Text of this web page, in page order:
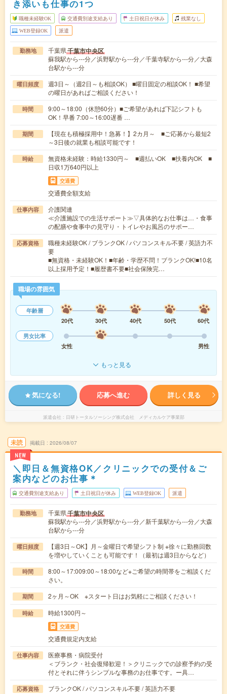
き添いも仕事の1つ
職種未経験OK 交通費別途支給あり 土日祝日が休み 残業なし
WEB登録OK 派遣
勤務地 千葉県千葉市中央区
蘇我駅から---分／浜野駅から---分／千葉寺駅から---分／大森
台駅から---分
曜日頻度
週3日～（週2日～も相談OK） ■曜日固定の相談OK！ ■希望
の曜日があればご相談ください！
時間
9:00～18:00（休憩60分）■ご希望があれば下記シフトも
OK！早番 7:00～16:00遅番 …
期間
【現在も積極採用中！急募！】2カ月～ ■ご応募から最短2
～3日後の就業も相談可能です！
時給
無資格未経験：時給1330円～ ■週払いOK ■扶養内OK ■
日収1万640円以上
交通費
交通費全額支給
仕事内容
介護関連
≪介護施設での生活サポート≫▽具体的なお仕事は…・食事
の配膳や食事中の見守り・トイレやお風呂のサポー…
応募資格
職種未経験OK / ブランクOK / パソコンスキル不要 / 英語力不
要
■無資格・未経験OK！■年齢・学歴不問！ブランクOK!■10名
以上採用予定！■履歴書不要■社会保険完…
職場の雰囲気
年齢層
20代
30代 40代 50代
60代
男女比率
女性
男性
もっと見る
気になる! 応募へ進む 詳しく見る
派遣会社 日研トータルソーシング株式会社 メディカルケア事業部
未読
NEW
掲載日 2026/08/07
＼即日＆無資格OK／クリニックでの受付＆ご
案内などのお仕事＊
交通費別途支給あり 土日祝日が休み WEB登録OK 派遣
勤務地 千葉県千葉市中央区
蘇我駅から---分／浜野駅から---分／新千葉駅から---分／大森
台駅から---分
曜日頻度
【週3日～OK】月～金曜日で希望シフト制 ※徐々に勤務回数
を増やしていくことも可能です！（最初は週3日からなど）
時間
8:00～17:009:00～18:00など※ご希望の時間帯をご相談くだ
さい。
期間 2ヶ月～OK ※スタート日はお気軽にご相談ください！
時給 時給1300円～
交通費
交通費規定内支給
仕事内容
医療事務・病院受付
＜ブランク・社会復帰歓迎！＞クリニックでの診察予約の受
付とそれに伴うシンプルな事務のお仕事です。ー具…
応募資格
ブランクOK / パソコンスキル不要 / 英語力不要